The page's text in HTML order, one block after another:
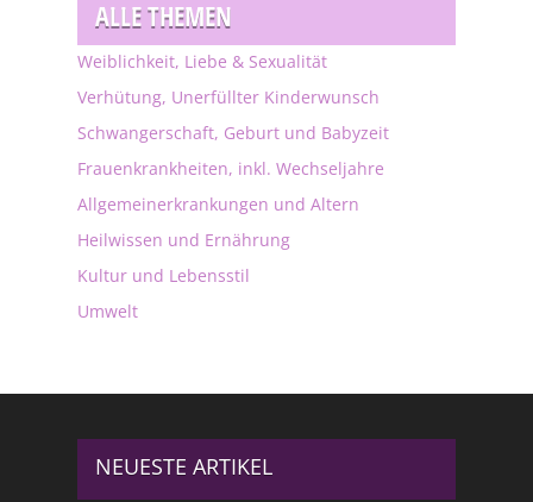
ALLE THEMEN
Weiblichkeit, Liebe & Sexualität
Verhütung, Unerfüllter Kinderwunsch
Schwangerschaft, Geburt und Babyzeit
Frauenkrankheiten, inkl. Wechseljahre
Allgemeinerkrankungen und Altern
Heilwissen und Ernährung
Kultur und Lebensstil
Umwelt
NEUESTE ARTIKEL